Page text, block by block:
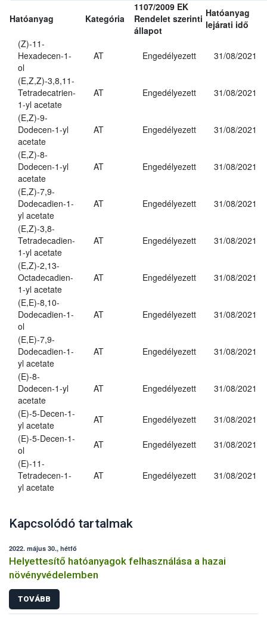
Hatóanyag Kategória
1107/2009 EK
Rendelet szerinti
állapot
Hatóanyag
lejárati idő
(Z)-11-
Hexadecen-1-
ol
AT Engedélyezett 31/08/2021
(E,Z,Z)-3,8,11-
Tetradecatrien-
1-yl acetate
AT Engedélyezett 31/08/2021
(E,Z)-9-
Dodecen-1-yl
acetate
AT Engedélyezett 31/08/2021
(E,Z)-8-
Dodecen-1-yl
acetate
AT Engedélyezett 31/08/2021
(E,Z)-7,9-
Dodecadien-1-
yl acetate
AT Engedélyezett 31/08/2021
(E,Z)-3,8-
Tetradecadien-
1-yl acetate
AT Engedélyezett 31/08/2021
(E,Z)-2,13-
Octadecadien-
1-yl acetate
AT Engedélyezett 31/08/2021
(E,E)-8,10-
Dodecadien-1-
ol
AT Engedélyezett 31/08/2021
(E,E)-7,9-
Dodecadien-1-
yl acetate
AT Engedélyezett 31/08/2021
(E)-8-
Dodecen-1-yl
acetate
AT Engedélyezett 31/08/2021
(E)-5-Decen-1-
yl acetate
AT Engedélyezett
31/08/2021
(E)-5-Decen-1-
ol
AT Engedélyezett
31/08/2021
(E)-11-
Tetradecen-1-
yl acetate
AT Engedélyezett 31/08/2021
Kapcsolódó tartalmak
2022. május 30., hétfő
Helyettesítő hatóanyagok felhasználása a hazai
növényvédelemben
TOVÁBB